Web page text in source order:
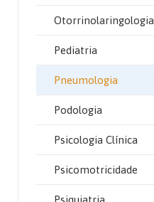
Otorrinolaringologia
Pediatria
Pneumologia
Podologia
Psicologia Clínica
Psicomotricidade
Psiquiatria